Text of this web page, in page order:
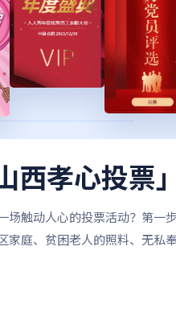
孝心投票」
场触动人心的投票活动？第一
庭、贫困老人的照料、无私